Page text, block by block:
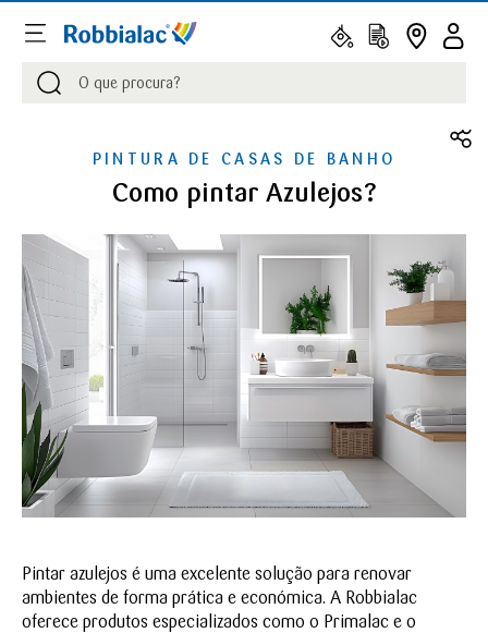
Procurar
Procurar
PINTURA DE CASAS DE BANHO
Como pintar Azulejos?
Pintar azulejos é uma excelente solução para renovar
ambientes de forma prática e económica. A Robbialac
oferece produtos especializados como o Primalac e o